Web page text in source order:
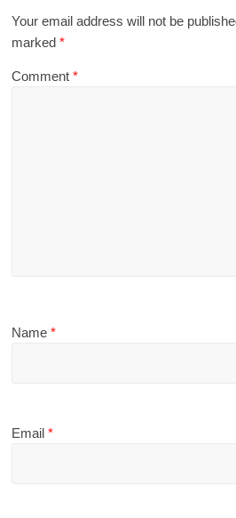
Your email address will not be
marked*
Comment*
Name*
Email*